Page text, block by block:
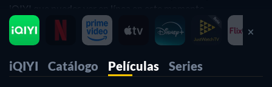
iQIYI que puedes ver en línea en este momento.
Organizamos esta lista de películas de iQIYI por popularidad
para ayudarte a elegir las mejores películas para ver.
Simplemente usa nuestros filtros a continuación para
encontrar películas o series en base a tus preferencias. ¡Sí, es
iQIYI Catálogo Películas Series